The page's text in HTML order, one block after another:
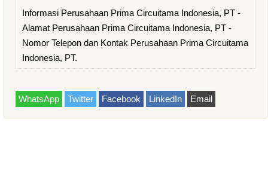
Informasi Perusahaan Prima Circuitama Indonesia, PT -
Alamat Perusahaan Prima Circuitama Indonesia, PT -
Nomor Telepon dan Kontak Perusahaan Prima Circuitama
Indonesia, PT.
WhatsApp Twitter Facebook LinkedIn Email